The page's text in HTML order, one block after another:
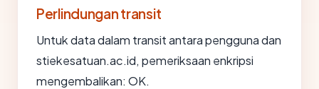
Perlindungan transit
Untuk data dalam transit antara pengguna dan
stiekesatuan.ac.id, pemeriksaan enkripsi
mengembalikan: OK.